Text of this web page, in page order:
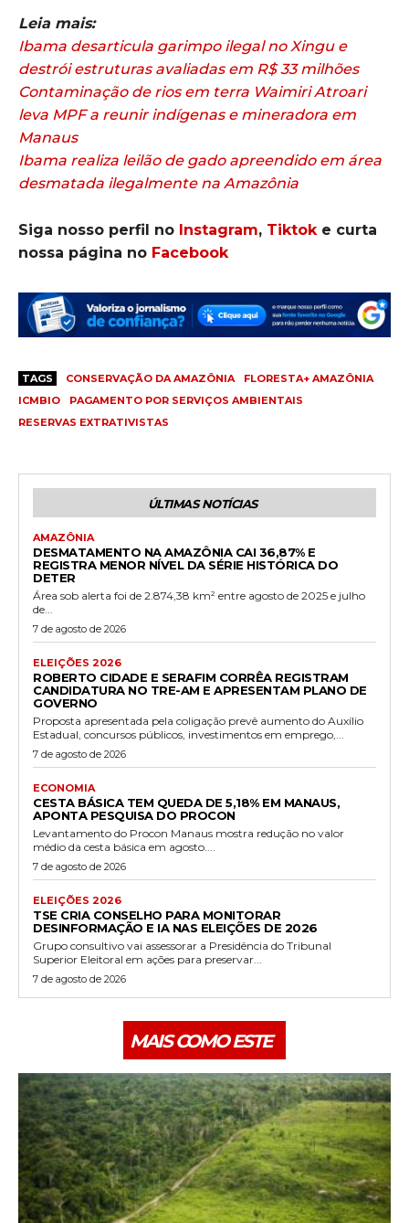
Leia mais:
Ibama desarticula garimpo ilegal no Xingu e
destrói estruturas avaliadas em R$ 33 milhões
Contaminação de rios em terra Waimiri Atroari
leva MPF a reunir indígenas e mineradora em
Manaus
Ibama realiza leilão de gado apreendido em área
desmatada ilegalmente na Amazônia
Siga nosso perfil no Instagram, Tiktoke curta
nossa página no Facebook
TAGS CONSERVAÇÃO DA AMAZÔNIA
FLORESTA+ AMAZÔNIA
ICMBIO
PAGAMENTO POR SERVIÇOS AMBIENTAIS
RESERVAS EXTRATIVISTAS
ÚLTIMAS NOTÍCIAS
AMAZÔNIA
DESMATAMENTO NA AMAZÔNIA CAI 36,87% E
REGISTRA MENOR NÍVEL DA SÉRIE HISTÓRICA DO
DETER
Área sob alerta foi de 2.874,38 km² entre agosto de 2025 e julho
de...
7 de agosto de 2026
ELEIÇÕES 2026
ROBERTO CIDADE E SERAFIM CORRÊA REGISTRAM
CANDIDATURA NO TRE-AM E APRESENTAM PLANO DE
GOVERNO
Proposta apresentada pela coligação prevê aumento do Auxílio
Estadual, concursos públicos, investimentos em emprego,...
7 de agosto de 2026
ECONOMIA
CESTA BÁSICA TEM QUEDA DE 5,18% EM MANAUS,
APONTA PESQUISA DO PROCON
Levantamento do Procon Manaus mostra redução no valor
médio da cesta básica em agosto....
7 de agosto de 2026
ELEIÇÕES 2026
TSE CRIA CONSELHO PARA MONITORAR
DESINFORMAÇÃO E IA NAS ELEIÇÕES DE 2026
Grupo consultivo vai assessorar a Presidência do Tribunal
Superior Eleitoral em ações para preservar...
7 de agosto de 2026
MAIS COMO ESTE